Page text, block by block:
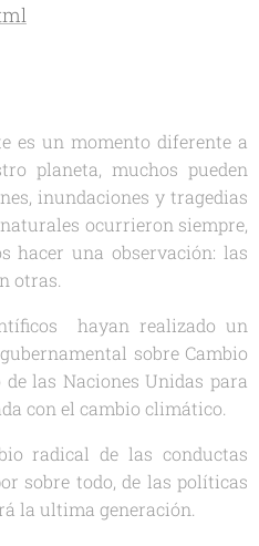
es un momento diferente a
planeta, muchos pueden
inundaciones y tragedias
ocurrieron siempre,
hacer una observación: las
otras.
hayan realizado un
sobre Cambio
las Naciones Unidas para
con el cambio climático.
radical de las conductas
sobre todo, de las políticas
la ultima generación.